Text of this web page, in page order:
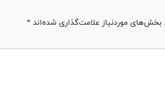
موردنیاز علامت‌گذاری شده‌اند *